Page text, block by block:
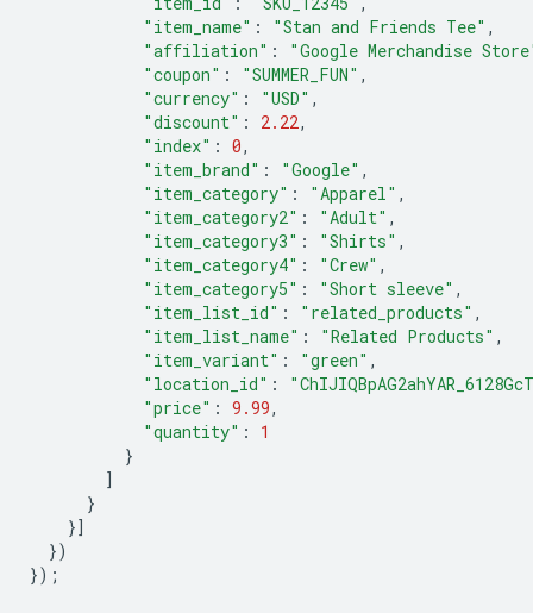
"item_name" : "Stan and Friends Tee" ,
"affiliation" :
"Google Merchandise
"coupon" : "SUMMER_FUN" ,
"currency" : "USD" ,
"discount" : 2.22,
"index" : 0,
"item_brand" : "Google" ,
"item_category" : "Apparel" ,
"item_category2" : "Adult" ,
"item_category3" : "Shirts" ,
"item_category4" : "Crew" ,
"item_category5" : "Short sleeve" ,
"item_list_id" : "related_products" ,
"item_list_name" : "Related Products" ,
"item_variant" : "green" ,
"location_id" :
"price" : 9.99,
"quantity" :
1
}
]
}
}]
})
});